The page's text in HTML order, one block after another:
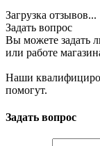
Загрузка отзывов...
Задать вопрос
Вы можете задать
или работе
Наши
помогут.
Задать вопрос